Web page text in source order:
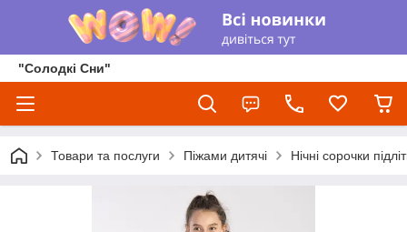
"Солодкі Сни"
Товари та послуги Піжами дитячі Нічні сорочки